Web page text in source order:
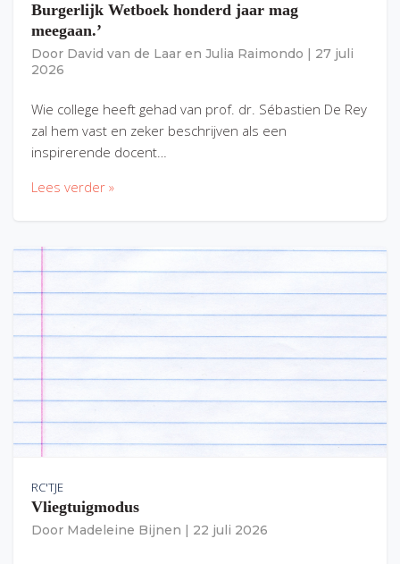
Burgerlijk Wetboek honderd jaar mag
meegaan.’
Door David van de Laar en Julia Raimondo
27 juli
2026
Wie college heeft gehad van prof. dr. Sébastien De Rey
zal hem vast en zeker beschrijven als een
inspirerende docent…
Lees verder »
RC'TJE
Vliegtuigmodus
Door Madeleine Bijnen 22 juli 2026